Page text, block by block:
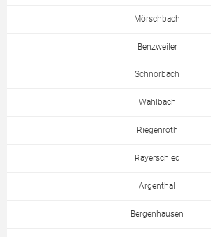
Mörschbach
Benzweiler
Schnorbach
Wahlbach
Riegenroth
Rayerschied
Argenthal
Bergenhausen